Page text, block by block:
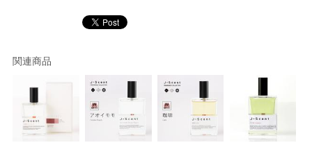
関連商品